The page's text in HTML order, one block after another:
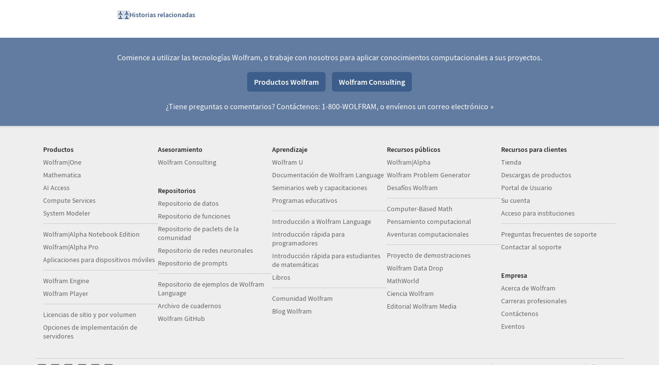
Historias relacionadas
Comience a utilizar las tecnologías Wolfram, o trabaje con nosotros para aplicar conocimientos computacionales a sus proyectos.
Productos Wolfram Wolfram Consulting
¿Tiene preguntas o comentarios? Contáctenos: 1-800-WOLFRAM, o envíenos un correo electrónico
Productos
Wolfram|One
Mathematica
AI Access
Compute Services
System Modeler
Wolfram|Alpha Notebook Edition
Wolfram|Alpha Pro
Aplicaciones para dispositivos móviles
Wolfram Engine
Wolfram Player
Licencias de sitio y por volumen
Opciones de implementación de
servidores
Asesoramiento
Wolfram Consulting
Repositorios
Repositorio de datos
Repositorio de funciones
Repositorio de paclets de la
comunidad
Repositorio de redes neuronales
Repositorio de prompts
Repositorio de ejemplos de Wolfram
Language
Archivo de cuadernos
Wolfram GitHub
Aprendizaje
Wolfram U
Documentación de Wolfram Language
Seminarios web y capacitaciones
Programas educativos
Introducción a Wolfram Language
Introducción rápida para
programadores
Introducción rápida para estudiantes
de matemáticas
Libros
Comunidad Wolfram
Blog Wolfram
Recursos públicos
Wolfram|Alpha
Wolfram Problem Generator
Desafíos Wolfram
Computer-Based Math
Pensamiento computacional
Aventuras computacionales
Proyecto de demostraciones
Wolfram Data Drop
MathWorld
Ciencia Wolfram
Editorial Wolfram Media
Recursos para clientes
Tienda
Descargas de productos
Portal de Usuario
Su cuenta
Acceso para instituciones
Preguntas frecuentes de soporte
Contactar al soporte
Empresa
Acerca de Wolfram
Carreras profesionales
Contáctenos
Eventos